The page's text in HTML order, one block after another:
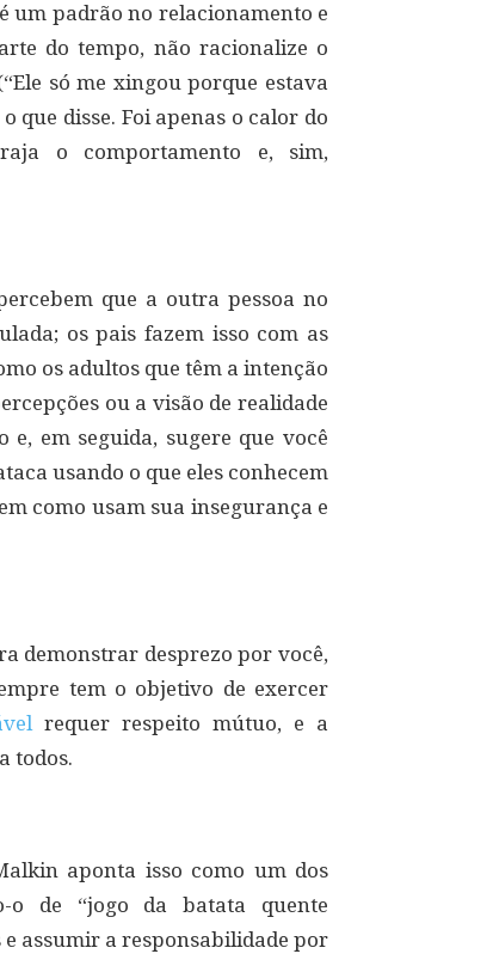
um padrão no relacionamento e
do tempo, não racionalize o
só me xingou porque estava
que disse. Foi apenas o calor do
o comportamento e, sim,
que a outra pessoa no
os pais fazem isso com as
os adultos que têm a intenção
ou a visão de realidade
em seguida, sugere que você
usando o que eles conhecem
como usam sua insegurança e
demonstrar desprezo por você,
tem o objetivo de exercer
requer respeito mútuo, e a
todos.
aponta isso como um dos
o de “jogo da batata quente
e assumir a responsabilidade por